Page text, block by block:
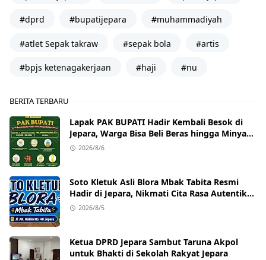
#dprd #bupatijepara #muhammadiyah
#atlet Sepak takraw #sepak bola #artis
#bpjs ketenagakerjaan #haji #nu
BERITA TERBARU
Lapak PAK BUPATI Hadir Kembali Besok di
Jepara, Warga Bisa Beli Beras hingga Minyak
Goreng dengan Harga Terjangkau
2026/8/6
Soto Kletuk Asli Blora Mbak Tabita Resmi
Hadir di Jepara, Nikmati Cita Rasa Autentik
Mulai Rp10 Ribu
2026/8/5
Ketua DPRD Jepara Sambut Taruna Akpol
untuk Bhakti di Sekolah Rakyat Jepara